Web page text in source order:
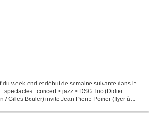
du week-end et début de semaine suivante dans le
spectacles : concert > jazz > DSG Trio (Didier
/ Gilles Bouler) invite Jean-Pierre Poirier (flyer à